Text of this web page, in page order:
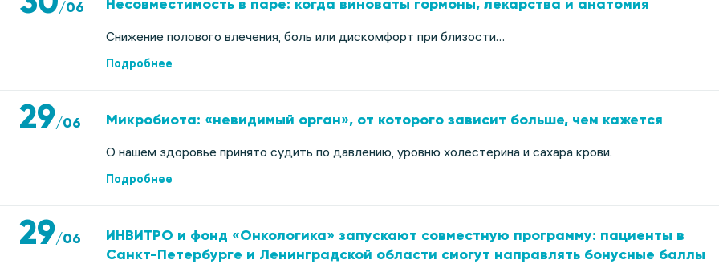
/06 Несовместимость в паре: когда виноваты гормоны, лекарства и анатомия
Снижение полового влечения, боль или дискомфорт при близости…
Подробнее
29/06 Микробиота: «невидимый орган», от которого зависит больше, чем кажется
О нашем здоровье принято судить по давлению, уровню холестерина и сахара крови.
Подробнее
29/06
ИНВИТРО и фонд «Онкологика» запускают совместную программу: пациенты в
Санкт-Петербурге и Ленинградской области смогут направлять бонусные баллы